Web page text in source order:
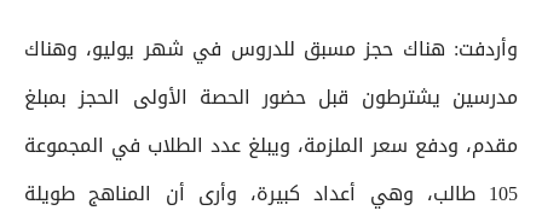
وأردفت: هناك حجز مسبق للدروس في شهر يوليو، وهناك
مدرسين يشترطون قبل حضور الحصة الأولى الحجز بمبلغ
مقدم، ودفع سعر الملزمة، ويبلغ عدد الطلاب في المجموعة
105 طالب، وهي أعداد كبيرة، وأرى أن المناهج طويلة